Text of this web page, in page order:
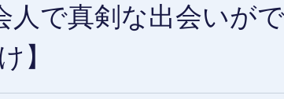
人で真剣な出会いが
】